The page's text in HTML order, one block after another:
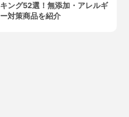
キング52選！無添加・アレルギ
ー対策商品を紹介